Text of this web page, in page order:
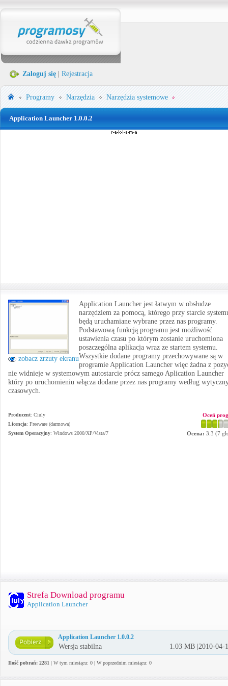
Zaloguj się Rejestracja
Programy Narzędzia Narzędzia systemowe
Application Launcher 1.0.0.2
zobacz zrzuty ekranu
Application Launcher jest łatwym w obsłudze
narzędziem za pomocą, którego przy starcie
będą uruchamiane wybrane przez nas programy.
Podstawową funkcją programu jest możliwość
ustawienia czasu po którym zostanie uruchomiona
poszczególna aplikacja wraz ze startem systemu.
Wszystkie dodane programy przechowywane są w
programie Application Launcher więc żadna z
nie widnieje w systemowym autostarcie prócz samego Aplication Launcher
który po uruchomieniu włącza dodane przez nas programy według
czasowych.
Producent: Ciuly
Licencja: Freeware (darmowa)
System Operacyjny: Windows 2000/XP/Vista/7
Oceń
Ocena: 3.3 (7
Strefa Download programu
Application Launcher
Application Launcher 1.0.0.2
Wersja stabilna 1.03 MB |2010-04-
Ilość pobrań: 2281 | W tym miesiącu: 0 | W poprzednim miesiącu: 0